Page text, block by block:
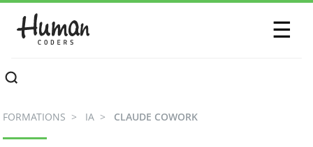
☰
CONTACTEZ-NOUS
FORMATIONS IA CLAUDE COWORK